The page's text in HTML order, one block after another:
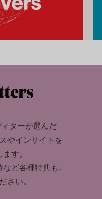
ターが選んだ
やインサイトを
す。
ど各種特典も。
さい。